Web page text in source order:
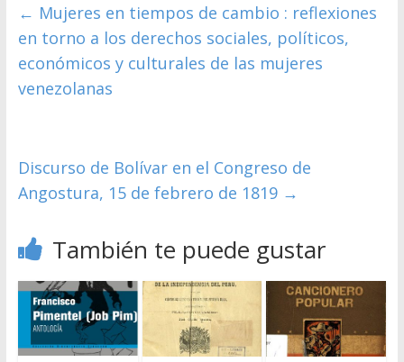
← Mujeres en tiempos de cambio : reflexiones
en torno a los derechos sociales, políticos,
económicos y culturales de las mujeres
venezolanas
Discurso de Bolívar en el Congreso de
Angostura, 15 de febrero de 1819 →
También te puede gustar